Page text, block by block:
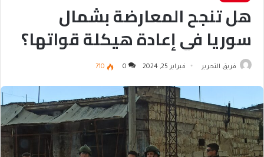
هل تنجح المعارضة بشمال
سوريا في إعادة هيكلة قواتها؟
فريق التحرير فبراير 25, 2024 0
710